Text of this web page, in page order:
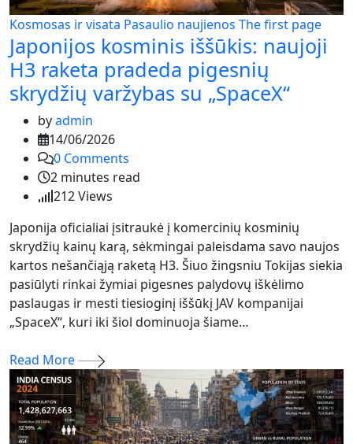
Kosmosas ir visata Pasaulio naujienos The first page
Japonijos kosminis iššūkis: naujoji
H3 raketa pradeda pigesnių
skrydžių varžybas su „SpaceX“
byadmin
14/06/2026
0 Comments
2 minutes read
212Views
Japonija oficialiai įsitraukė į komercinių kosminių
skrydžių kainų karą, sėkmingai paleisdama savo naujos
kartos nešančiąją raketą H3. Šiuo žingsniu Tokijas siekia
pasiūlyti rinkai žymiai pigesnes palydovų iškėlimo
paslaugas ir mesti tiesioginį iššūkį JAV kompanijai
„SpaceX“, kuri iki šiol dominuoja šiame…
Read More